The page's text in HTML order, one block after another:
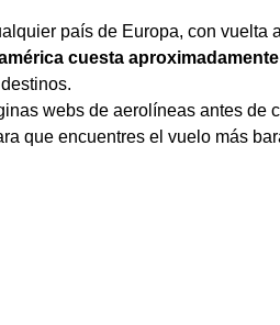
país de Europa, con vuelta
cuesta aproximadamente
webs de aerolíneas antes de
que encuentres el vuelo más